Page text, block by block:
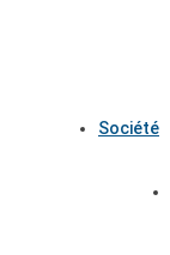
Société